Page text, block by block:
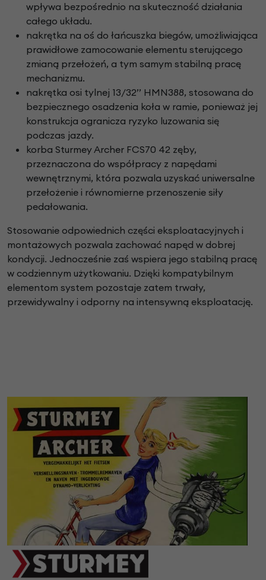
wpływa bezpośrednio na skuteczność działania
całego układu.
nakrętka na oś do łańcuszka biegów, umożliwiająca
prawidłowe zamocowanie elementu sterującego
zmianą przełożeń, a tym samym stabilną pracę
mechanizmu.
nakrętka osi tylnej 13/32’’ HMN388, stosowana do
bezpiecznego osadzenia koła w ramie, ponieważ jej
konstrukcja ogranicza ryzyko luzowania się
podczas jazdy.
korba Sturmey Archer FCS70 42 zęby,
przeznaczona do współpracy z napędami
wewnętrznymi, która pozwala uzyskać uniwersalne
przełożenie i równomierne przenoszenie siły
pedałowania.
Stosowanie odpowiednich części eksploatacyjnych i
montażowych pozwala zachować napęd w dobrej
kondycji. Jednocześnie zaś wspiera jego stabilną pracę
w codziennym użytkowaniu. Dzięki kompatybilnym
elementom system pozostaje zatem trwały,
przewidywalny i odporny na intensywną eksploatację.